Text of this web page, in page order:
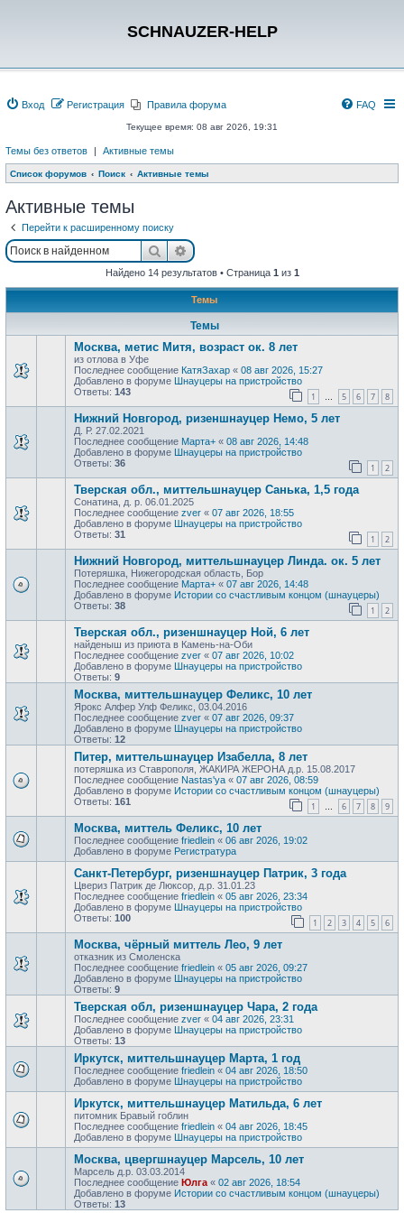
SCHNAUZER-HELP
Вход Регистрация Правила форума FAQ
Текущее время: 08 авг 2026, 19:31
Темы без ответов | Активные темы
Список форумов Поиск Активные темы
Активные темы
Перейти к расширенному поиску
ПоискРасширенный поиск
Найдено 14 результатов • Страница 1 из 1
Темы
Темы
Москва, метис Митя, возраст ок. 8 лет
из отлова в Уфе
Последнее сообщение КатяЗахар « 08 авг 2026, 15:27
Добавлено в форуме Шнауцеры на пристройство
Ответы: 143 1 5 6 7 8
Нижний Новгород, ризеншнауцер Немо, 5 лет
Д. Р. 27.02.2021
Последнее сообщение Марта+ « 08 авг 2026, 14:48
Добавлено в форуме Шнауцеры на пристройство
Ответы: 36 1 2
Тверская обл., миттельшнауцер Санька, 1,5 года
Сонатина, д. р. 06.01.2025
Последнее сообщение zver « 07 авг 2026, 18:55
Добавлено в форуме Шнауцеры на пристройство
Ответы: 31 1 2
Нижний Новгород, миттельшнауцер Линда. ок. 5 лет
Потеряшка, Нижегородская область, Бор
Последнее сообщение Марта+ « 07 авг 2026, 14:48
Добавлено в форуме Истории со счастливым концом (шнауцеры)
Ответы: 38 1 2
Тверская обл., ризеншнауцер Ной, 6 лет
найденыш из приюта в Камень-на-Оби
Последнее сообщение zver « 07 авг 2026, 10:02
Добавлено в форуме Шнауцеры на пристройство
Ответы: 9
Москва, миттельшнауцер Феликс, 10 лет
Ярокс Алфер Улф Феликс, 03.04.2016
Последнее сообщение zver « 07 авг 2026, 09:37
Добавлено в форуме Шнауцеры на пристройство
Ответы: 12
Питер, миттельшнауцер Изабелла, 8 лет
потеряшка из Ставрополя, ЖАКИРА ЖЕРОНА д.р. 15.08.2017
Последнее сообщение Nastas'ya « 07 авг 2026, 08:59
Добавлено в форуме Истории со счастливым концом (шнауцеры)
Ответы: 161 1 6 7 8 9
Москва, миттель Феликс, 10 лет
Последнее сообщение friedlein « 06 авг 2026, 19:02
Добавлено в форуме Регистратура
Санкт-Петербург, ризеншнауцер Патрик, 3 года
Цвериз Патрик де Люксор, д.р. 31.01.23
Последнее сообщение friedlein « 05 авг 2026, 23:34
Добавлено в форуме Шнауцеры на пристройство
Ответы: 100 1 2 3 4 5 6
Москва, чёрный миттель Лео, 9 лет
отказник из Смоленска
Последнее сообщение friedlein « 05 авг 2026, 09:27
Добавлено в форуме Шнауцеры на пристройство
Ответы: 9
Тверская обл, ризеншнауцер Чара, 2 года
Последнее сообщение zver « 04 авг 2026, 23:31
Добавлено в форуме Шнауцеры на пристройство
Ответы: 13
Иркутск, миттельшнауцер Марта, 1 год
Последнее сообщение friedlein « 04 авг 2026, 18:50
Добавлено в форуме Шнауцеры на пристройство
Иркутск, миттельшнауцер Матильда, 6 лет
питомник Бравый гоблин
Последнее сообщение friedlein « 04 авг 2026, 18:45
Добавлено в форуме Шнауцеры на пристройство
Москва, цвергшнауцер Марсель, 10 лет
Марсель д.р. 03.03.2014
Последнее сообщение Юлга « 02 авг 2026, 18:54
Добавлено в форуме Истории со счастливым концом (шнауцеры)
Ответы: 13